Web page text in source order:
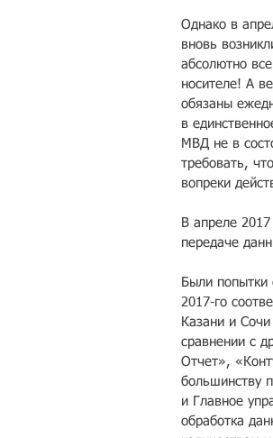
Однако в
вновь
абсолютно
носителе! А
обязаны
в
МВД не в
требовать,
вопреки
В апреле
передаче
Были попытки
2017-го
Казани и
сравнении с
Отчет»,
большинству
и Главное
обработка